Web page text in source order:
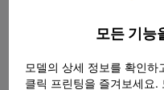
모든 기능
모델의 상세 정보를 확인하
클릭 프린팅을 즐겨보세요.